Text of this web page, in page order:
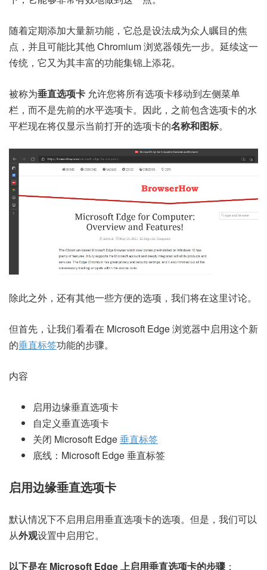
随着定期添加大量新功能，它总是设法成为众人瞩目的焦
点，并且可能比其他 Chromium 浏览器领先一步。延续这一
传统，它又为其丰富的功能集锦上添花。
被称为垂直选项卡 允许您将所有选项卡移动到左侧菜单
栏，而不是先前的水平选项卡。因此，之前包含选项卡的水
平栏现在将仅显示当前打开的选项卡的名称和图标。
除此之外，还有其他一些方便的选项，我们将在这里讨论。
但首先，让我们看看在 Microsoft Edge 浏览器中启用这个新
的垂直标签功能的步骤。
内容
启用边缘垂直选项卡
自定义垂直选项卡
关闭 Microsoft Edge垂直标签
底线：Microsoft Edge 垂直标签
启用边缘垂直选项卡
默认情况下不启用启用垂直选项卡的选项。但是，我们可以
从外观设置中启用它。
以下是在 Microsoft Edge 上启用垂直选项卡的步骤：